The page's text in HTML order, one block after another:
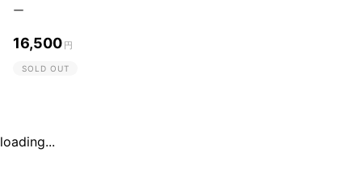
ー
16,500 円
SOLD OUT
loading...